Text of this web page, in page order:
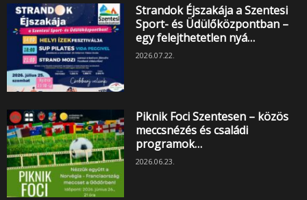
Strandok Éjszakája a Szentesi
Sport- és Üdülőközpontban –
egy felejthetetlen nyá…
2026.07.22.
Piknik Foci Szentesen – közös
meccsnézés és családi
programok…
2026.06.23.